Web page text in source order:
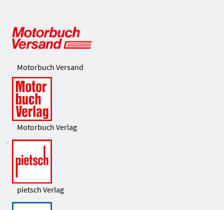
Motorbuch Versand
Motorbuch Verlag
pietsch Verlag